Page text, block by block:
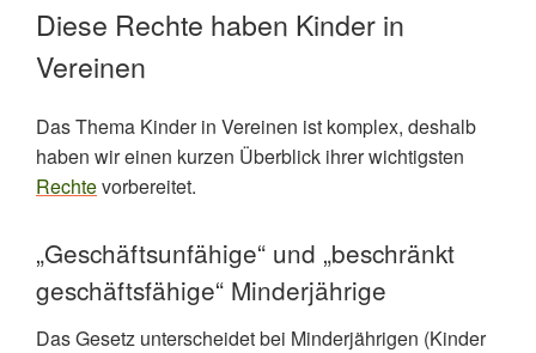
Diese Rechte haben Kinder in
Vereinen
Das Thema Kinder in Vereinen ist komplex, deshalb
haben wir einen kurzen Überblick ihrer wichtigsten
Rechtevorbereitet.
„Geschäftsunfähige“ und „beschränkt
geschäftsfähige“ Minderjährige
Das Gesetz unterscheidet bei Minderjährigen (Kinder